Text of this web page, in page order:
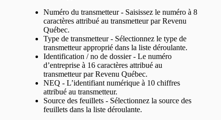
Numéro du transmetteur - Saisissez le numéro à 8
caractères attribué au transmetteur par Revenu
Québec.
Type de transmetteur - Sélectionnez le type de
transmetteur approprié dans la liste déroulante.
Identification / no de dossier - Le numéro
d’entreprise à 16 caractères attribué au
transmetteur par Revenu Québec.
NEQ - L’identifiant numérique à 10 chiffres
attribué au transmetteur.
Source des feuillets - Sélectionnez la source des
feuillets dans la liste déroulante.